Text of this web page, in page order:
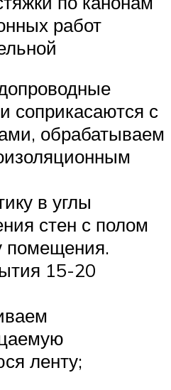
работ
соприкасаются с
обрабатываем
в углы
стен с полом
помещения.
15-20
ленту;